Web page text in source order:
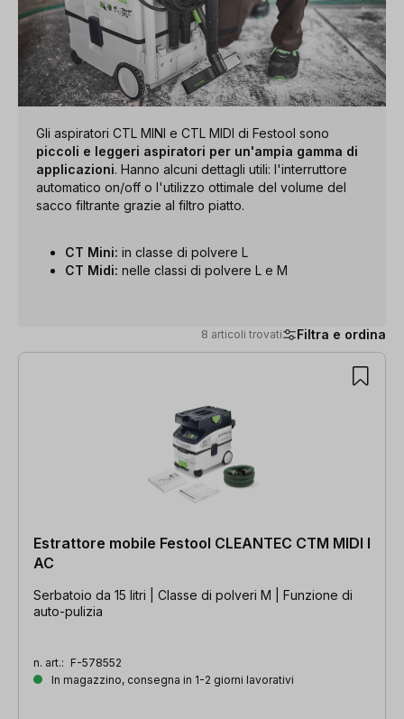
Gli aspiratori CTL MINI e CTL MIDI di Festool sono
piccoli e leggeri aspiratori per un'ampia gamma di
applicazioni. Hanno alcuni dettagli utili: l'interruttore
automatico on/off o l'utilizzo ottimale del volume del
sacco filtrante grazie al filtro piatto.
CT Mini: in classe di polvere L
CT Midi: nelle classi di polvere L e M
8 articoli trovati Filtra e ordina
8 articoli trovati
Estrattore mobile Festool CLEANTEC CTM MIDI I
AC
Serbatoio da 15 litri | Classe di polveri M | Funzione di
auto-pulizia
n. art.: F-578552
In magazzino, consegna in 1-2 giorni lavorativi